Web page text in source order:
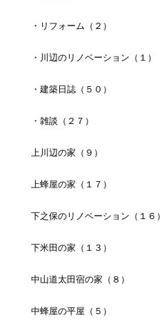
・リフォーム（２）
・川辺のリノベーション（１）
・建築日誌（５０）
・雑談（２７）
上川辺の家（９）
上蜂屋の家（１７）
下之保のリノベーション（１６）
下米田の家（１３）
中山道太田宿の家（８）
中蜂屋の平屋（５）